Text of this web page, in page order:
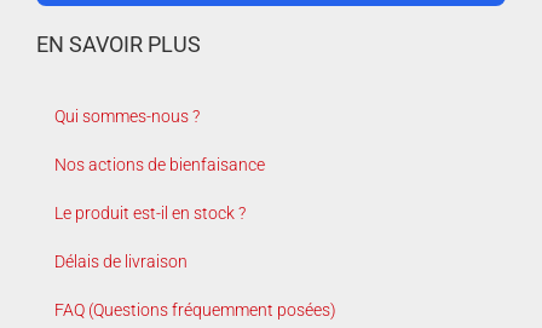
EN SAVOIR PLUS
Qui sommes-nous ?
Nos actions de bienfaisance
Le produit est-il en stock ?
Délais de livraison
FAQ (Questions fréquemment posées)